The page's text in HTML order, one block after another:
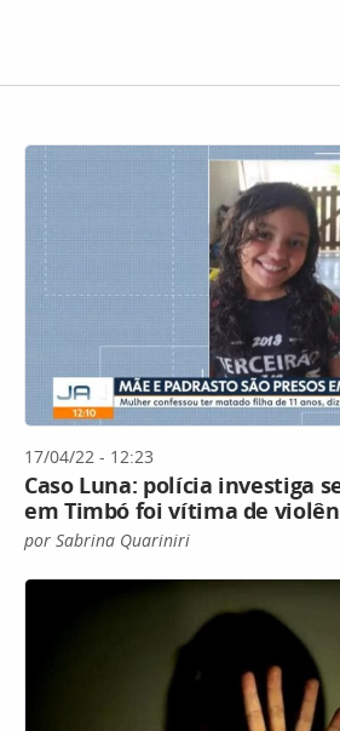
17/04/22 - 12:23
Caso Luna: polícia investiga
em Timbó foi vítima de
por Sabrina Quariniri